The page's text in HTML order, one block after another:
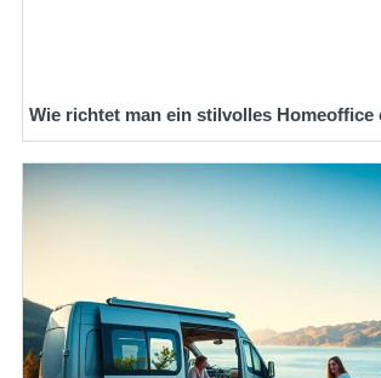
Wie richtet man ein stilvolles Homeoffice